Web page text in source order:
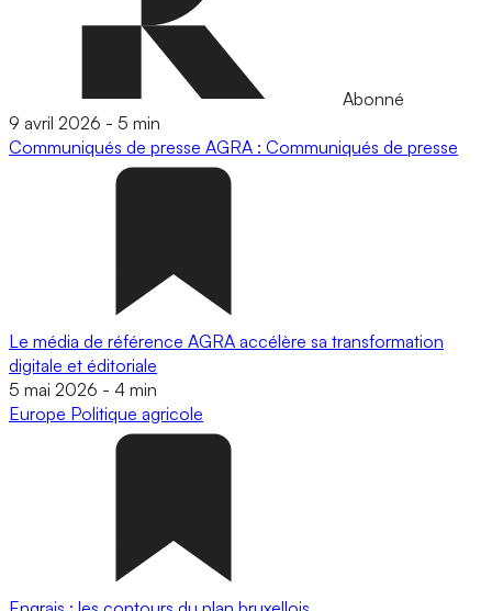
Abonné
9 avril 2026 - 5 min
Communiqués de presse AGRA : Communiqués de presse
Le média de référence AGRA accélère sa transformation
digitale et éditoriale
5 mai 2026 - 4 min
Europe Politique agricole